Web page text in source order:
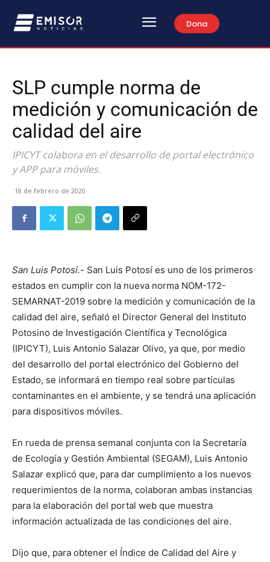
Dona
SLP cumple norma de
medición y comunicación de
calidad del aire
IPICYT colabora en el desarrollo de portal electrónico
y APP para móviles.
18 de febrero de 2020
San Luis Potosí.- San Luis Potosí es uno de los primeros
estados en cumplir con la nueva norma NOM-172-
SEMARNAT-2019 sobre la medición y comunicación de la
calidad del aire, señaló el Director General del Instituto
Potosino de Investigación Científica y Tecnológica
(IPICYT), Luis Antonio Salazar Olivo, ya que, por medio
del desarrollo del portal electrónico del Gobierno del
Estado, se informará en tiempo real sobre partículas
contaminantes en el ambiente, y se tendrá una aplicación
para dispositivos móviles.
En rueda de prensa semanal conjunta con la Secretaría
de Ecología y Gestión Ambiental (SEGAM), Luis Antonio
Salazar explicó que, para dar cumplimiento a los nuevos
requerimientos de la norma, colaboran ambas instancias
para la elaboración del portal web que muestra
información actualizada de las condiciones del aire.
Dijo que, para obtener el Índice de Calidad del Aire y